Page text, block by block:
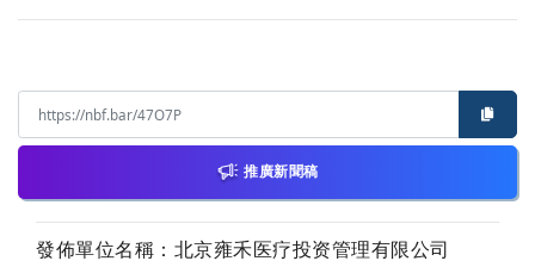
推廣新聞稿
發佈單位名稱：北京雍禾医疗投资管理有限公司